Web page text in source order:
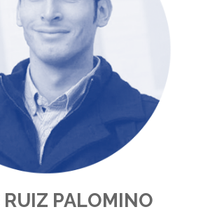
RUIZ PALOMINO